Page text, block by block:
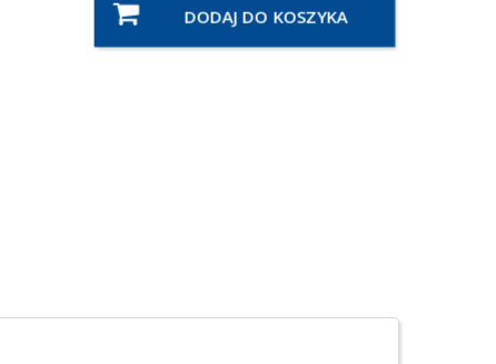
DODAJ DO KOSZYKA